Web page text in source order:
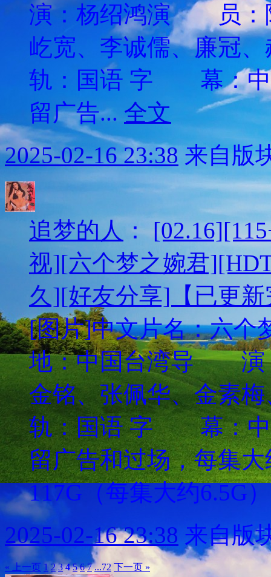
演：杨绍鸿演 员：
屹宽、李诚儒、廉
轨：国语 字 幕：中
留广告... 全文
2025-02-16 23:38 来自版
追梦的人 ：
视][六个梦之婉君
久][好友分享]【已更新
[图片]中文片名：六
地：中国台湾导 演
金铭、张佩华、金
轨：国语 字 幕：中
留广告和过场，每集
117G（每集大约6.5G
2025-02-16 23:38 来自版
« 上一页 1 2 3 4 5 6 7 ...72 下一页 »